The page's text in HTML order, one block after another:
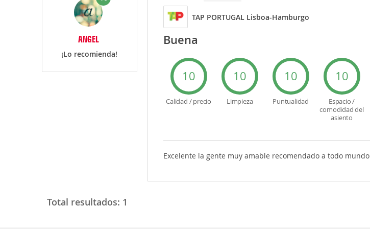
ANGEL
¡Lo recomienda!
TAP PORTUGAL Lisboa-Hamburgo
Buena
10
Calidad / precio
10
Limpieza
10
Puntualidad
10
Espacio /
comodidad del
asiento
Excelente la gente muy amable recomendado a todo mundo
Total resultados: 1